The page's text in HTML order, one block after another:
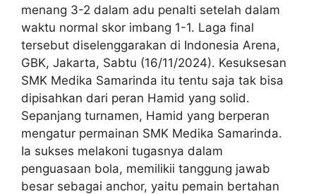
menang 3-2 dalam adu penalti setelah dalam
waktu normal skor imbang 1-1. Laga final
tersebut diselenggarakan di Indonesia Arena,
GBK, Jakarta, Sabtu (16/11/2024). Kesuksesan
SMK Medika Samarinda itu tentu saja tak bisa
dipisahkan dari peran Hamid yang solid.
Sepanjang turnamen, Hamid yang berperan
mengatur permainan SMK Medika Samarinda.
Ia sukses melakoni tugasnya dalam
penguasaan bola, memilikii tanggung jawab
besar sebagai anchor, yaitu pemain bertahan